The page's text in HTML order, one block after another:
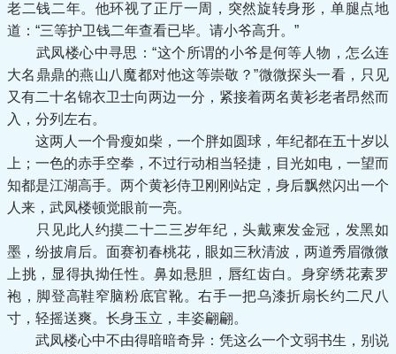
老二钱二年。他环视了正厅一周，突然旋转身形，单腿点地
道：“三等护卫钱二年查看已毕。请小爷高升。”
武凤楼心中寻思：“这个所谓的小爷是何等人物，怎么连
大名鼎鼎的燕山八魔都对他这等崇敬？”微微探头一看，只见
又有二十名锦衣卫士向两边一分，紧接着两名黄衫老者昂然而
入，分列左右。
这两人一个骨瘦如柴，一个胖如圆球，年纪都在五十岁以
上；一色的赤手空拳，不过行动相当轻捷，目光如电，一望而
知都是江湖高手。两个黄衫侍卫刚刚站定，身后飘然闪出一个
人来，武凤楼顿觉眼前一亮。
只见此人约摸二十二三岁年纪，头戴柬发金冠，发黑如
墨，纷披肩后。面赛初春桃花，眼如三秋清波，两道秀眉微微
上挑，显得执拗任性。鼻如悬胆，唇红齿白。身穿绣花素罗
袍，脚登高鞋窄脑粉底官靴。右手一把乌漆折扇长约二尺八
寸，轻摇送爽。长身玉立，丰姿翩翩。
武凤楼心中不由得暗暗奇异：凭这么一个文弱书生，别说